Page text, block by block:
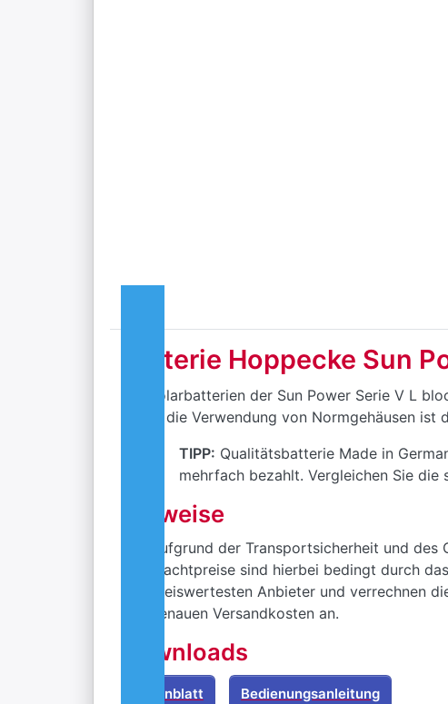
Batterie Hoppecke Sun
Die Solarbatterien der Sun Power Serie V L
Durch die Verwendung von Normgehäusen
TIPP: Qualitätsbatterie Made in
mehrfach bezahlt. Vergleichen Sie
Hinweise
Aufgrund der Transportsicherheit und
Frachtpreise sind hierbei bedingt durch
preiswertesten Anbieter und verrechnen
genauen Versandkosten an.
Downloads
Datenblatt Bedienungsanleitung